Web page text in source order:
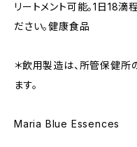
リートメント可能。1日18
ださい。健康食品
＊飲用製造は、所管保健所
ます。
Maria Blue Essences